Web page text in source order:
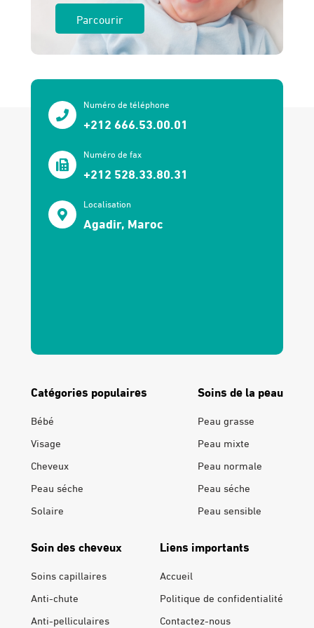
Parcourir
Numéro de téléphone
+212 666.53.00.01
Numéro de fax
+212 528.33.80.31
Localisation
Agadir, Maroc
Catégories populaires
Bébé
Visage
Cheveux
Peau séche
Solaire
Soins de la peau
Peau grasse
Peau mixte
Peau normale
Peau séche
Peau sensible
Soin des cheveux
Soins capillaires
Anti-chute
Anti-pelliculaires
Liens importants
Accueil
Politique de confidentialité
Contactez-nous